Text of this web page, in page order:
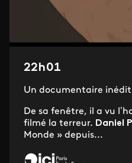
22h01
Un documentaire inédit
De sa fenêtre, il a vu
filmé la terreur. Daniel
Monde » depuis...